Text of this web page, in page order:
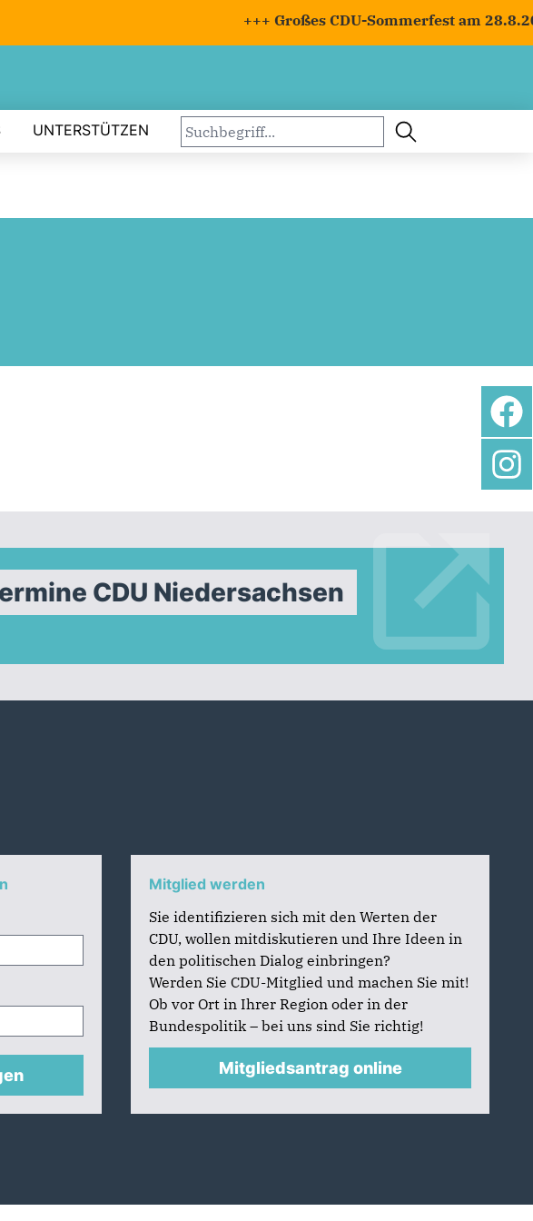
+++ Großes CDU-Sommerfest am
UNTERSTÜTZEN
CDU Niedersachsen
Mitglied werden
Sie identifizieren sich mit den Werten der
CDU, wollen mitdiskutieren und Ihre Ideen in
den politischen Dialog einbringen?
Werden Sie CDU-Mitglied und machen Sie mit!
Ob vor Ort in Ihrer Region oder in der
Bundespolitik – bei uns sind Sie richtig!
Mitgliedsantrag online